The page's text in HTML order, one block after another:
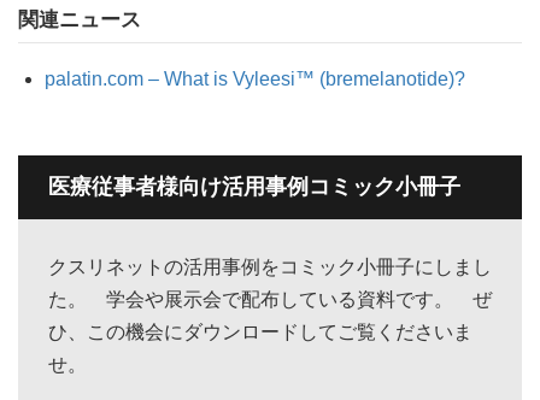
関連ニュース
palatin.com – What is Vyleesi™ (bremelanotide)?
医療従事者様向け活用事例コミック小冊子
クスリネットの活用事例をコミック小冊子にしまし
た。 学会や展示会で配布している資料です。 ぜ
ひ、この機会にダウンロードしてご覧くださいま
せ。